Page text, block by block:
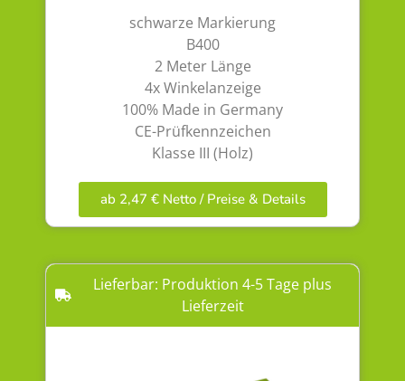
schwarze Markierung
B400
2 Meter Länge
4x Winkelanzeige
100% Made in Germany
CE-Prüfkennzeichen
Klasse III (Holz)
ab 2,47 € Netto / Preise & Details
Lieferbar: Produktion 4-5 Tage plus
Lieferzeit